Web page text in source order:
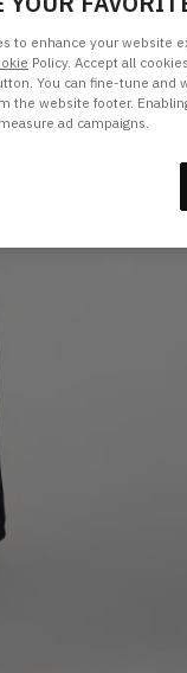
to enhance your website
Policy. Accept all
You can fine-tune and
the website footer.
ad campaigns.